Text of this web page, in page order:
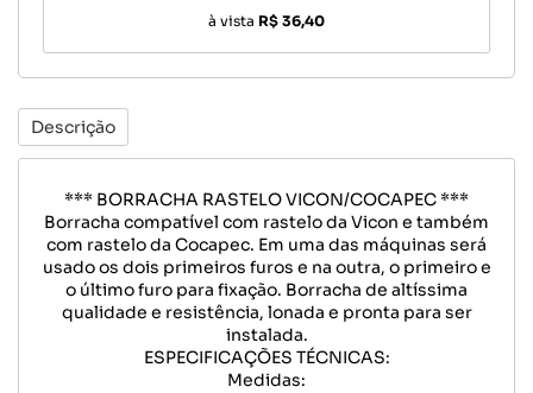
à vista R$ 36,40
Descrição
*** BORRACHA RASTELO VICON/COCAPEC ***
Borracha compatível com rastelo da Vicon e também
com rastelo da Cocapec. Em uma das máquinas será
usado os dois primeiros furos e na outra, o primeiro e
o último furo para fixação. Borracha de altíssima
qualidade e resistência, lonada e pronta para ser
instalada.
ESPECIFICAÇÕES TÉCNICAS:
Medidas: